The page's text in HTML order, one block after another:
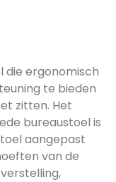
die ergonomisch
te bieden
zitten. Het
bureaustoel is
aangepast
van de